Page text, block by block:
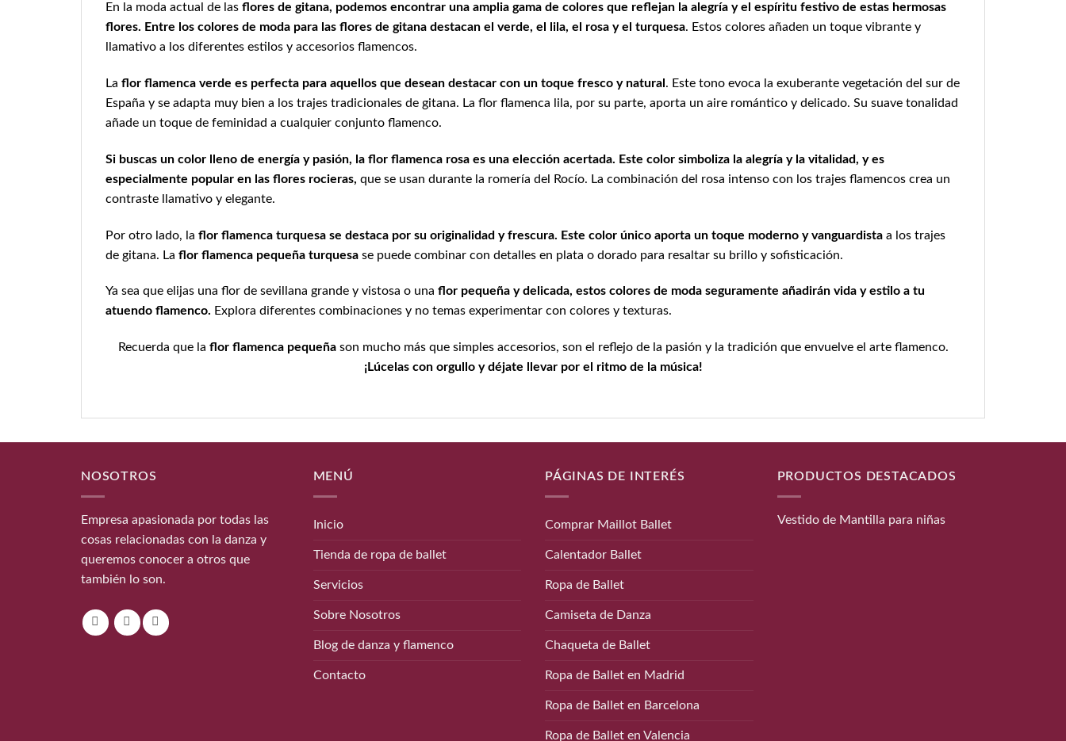
En la moda actual de las flores de gitana, podemos encontrar una amplia gama de colores que reflejan la alegría y el espíritu festivo de estas hermosas
flores. Entre los colores de moda para las flores de gitana destacan el verde, el lila, el rosa y el turquesa. Estos colores añaden un toque vibrante y
llamativo a los diferentes estilos y accesorios flamencos.
La flor flamenca verde es perfecta para aquellos que desean destacar con un toque fresco y natural . Este tono evoca la exuberante vegetación del sur de
España y se adapta muy bien a los trajes tradicionales de gitana. La flor flamenca lila, por su parte, aporta un aire romántico y delicado. Su suave tonalidad
añade un toque de feminidad a cualquier conjunto flamenco.
Si buscas un color lleno de energía y pasión, la flor flamenca rosa es una elección acertada. Este color simboliza la alegría y la vitalidad, y es
especialmente popular en las flores rocieras, que se usan durante la romería del Rocío. La combinación del rosa intenso con los trajes flamencos crea un
contraste llamativo y elegante.
Por otro lado, la flor flamenca turquesa se destaca por su originalidad y frescura. Este color único aporta un toque moderno y vanguardista a los trajes
de gitana. La flor flamenca pequeña turquesa se puede combinar con detalles en plata o dorado para resaltar su brillo y sofisticación.
Ya sea que elijas una flor de sevillana grande y vistosa o una flor pequeña y delicada, estos colores de moda seguramente añadirán vida y estilo a tu
atuendo flamenco. Explora diferentes combinaciones y no temas experimentar con colores y texturas.
Recuerda que la flor flamenca pequeñason mucho más que simples accesorios, son el reflejo de la pasión y la tradición que envuelve el arte flamenco.
¡Lúcelas con orgullo y déjate llevar por el ritmo de la música!
NOSOTROS
Empresa apasionada por todas las
cosas relacionadas con la danza y
queremos conocer a otros que
también lo son.
MENÚ
Inicio
Tienda de ropa de ballet
Servicios
Sobre Nosotros
Blog de danza y flamenco
Contacto
PÁGINAS DE INTERÉS
Comprar Maillot Ballet
Calentador Ballet
Ropa de Ballet
Camiseta de Danza
Chaqueta de Ballet
Ropa de Ballet en Madrid
Ropa de Ballet en Barcelona
Ropa de Ballet en Valencia
PRODUCTOS DESTACADOS
Vestido de Mantilla para niñas